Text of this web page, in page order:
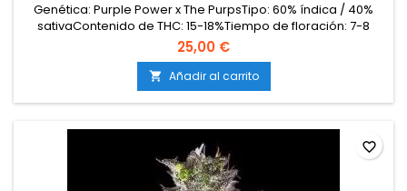
Genética: Purple Power x The PurpsTipo: 60% índica / 40%
sativaContenido de THC: 15-18%Tiempo de floración: 7-8
semanas en interior; cosecha en septiembre en
exteriorProducción en interior: 350-450 g/m²Producción en
exterior: 400-600 g/plantaAltura: 70-100 cm en interior; hasta
180 cm en exteriorAromas y sabores: Dulces y afrutados,...
25,00 €
 Añadir al carrito
favorite_border